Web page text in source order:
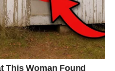
nakon perioda
koja vas je opterećivala